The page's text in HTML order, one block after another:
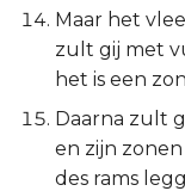
Maar het
zult gij met
het is een
Daarna zult
en zijn
des rams